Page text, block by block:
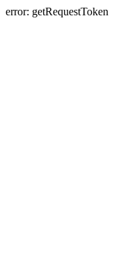
error: getRequestToken